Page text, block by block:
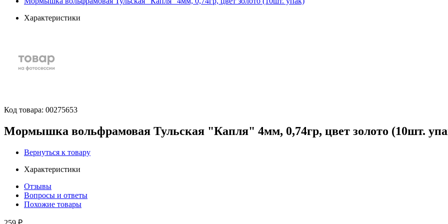
Характеристики
Код товара: 00275653
Мормышка вольфрамовая Тульская "Капля" 4мм, 0,74гр, цвет золото (10шт.
Вернуться к товару
Характеристики
Отзывы
Вопросы и ответы
Похожие товары